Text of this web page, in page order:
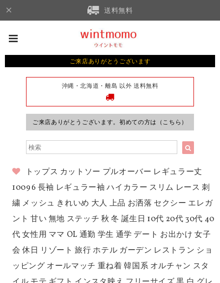
送料無料
ご来店ありがとうございます
沖縄・北海道・離島 以外 送料無料
ご来店ありがとうございます。初めての方は（こちら）
トップス カットソー プルオーバー レギュラー丈
10096 長袖 レギュラー袖 ハイカラー スリム レース 刺
繍 メッシュ きれいめ 大人 上品 お洒落 セクシー エレガ
ント 甘い 無地 ステッチ 秋 冬 誕生日 10代 20代 30代 40
代 女性用 ママ OL 通勤 学生 通学 デート お出かけ 女子
会 休日 リゾート 旅行 ホテル ガーデン レストラン ショ
ッピング オールマッチ 重ね着 韓国系 オルチャン スタ